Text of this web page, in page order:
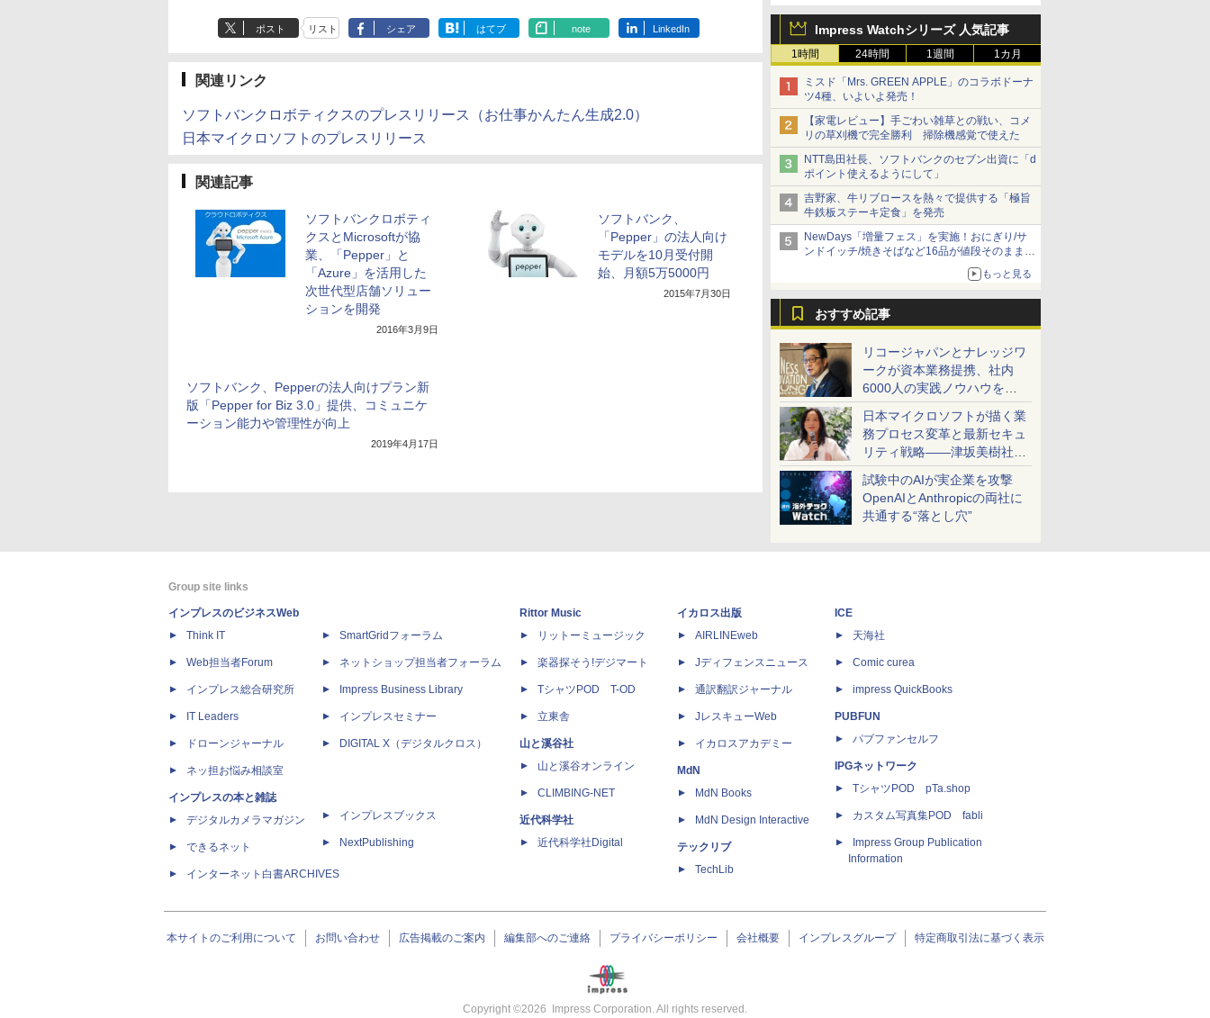
Impress Watchシリーズ 人気記事
1時間 24時間 1週間 1カ月
ミスド「Mrs. GREEN APPLE」のコラボドーナ
ツ4種、いよいよ発売！
【家電レビュー】手ごわい雑草との戦い、コメ
リの草刈機で完全勝利 掃除機感覚で使えた
NTT島田社長、ソフトバンクのセブン出資に「d
ポイント使えるようにして」
吉野家、牛リブロースを熱々で提供する「極旨
牛鉄板ステーキ定食」を発売
NewDays「増量フェス」を実施！おにぎり/サ
ンドイッチ/焼きそばなど16品が値段そのままで
もっと見る
おすすめ記事
リコージャパンとナレッジワ
ークが資本業務提携、社内
6000人の実践ノウハウを生
かした「AI商談記録 for
RICOH」を展開へ
日本マイクロソフトが描く業
務プロセス変革と最新セキュ
リティ戦略――津坂美樹社長
が2027年度戦略を説明
試験中のAIが実企業を攻撃
OpenAIとAnthropicの両社に
共通する“落とし穴”
ポスト リスト シェア はてブ note LinkedIn
関連リンク
ソフトバンクロボティクスのプレスリリース（お仕事かんたん生成2.0）
日本マイクロソフトのプレスリリース
関連記事
ソフトバンクロボティ
クスとMicrosoftが協
業、「Pepper」と
「Azure」を活用した
次世代型店舗ソリュー
ションを開発
2016年3月9日
ソフトバンク、
「Pepper」の法人向け
モデルを10月受付開
始、月額5万5000円
2015年7月30日
ソフトバンク、Pepperの法人向けプラン新
版「Pepper for Biz 3.0」提供、コミュニケ
ーション能力や管理性が向上
2019年4月17日
Group site links
インプレスのビジネスWeb
Think IT
Web担当者Forum
インプレス総合研究所
IT Leaders
ドローンジャーナル
ネッ担お悩み相談室
インプレスの本と雑誌
デジタルカメラマガジン
できるネット
インターネット白書ARCHIVES
SmartGridフォーラム
ネットショップ担当者フォーラム
Impress Business Library
インプレスセミナー
DIGITAL X（デジタルクロス）
インプレスブックス
NextPublishing
Rittor Music
リットーミュージック
楽器探そう!デジマート
TシャツPOD T-OD
立東舎
山と溪谷社
山と溪谷オンライン
CLIMBING-NET
近代科学社
近代科学社Digital
イカロス出版
AIRLINEweb
Jディフェンスニュース
通訳翻訳ジャーナル
JレスキューWeb
イカロスアカデミー
MdN
MdN Books
MdN Design Interactive
テックリブ
TechLib
ICE
天海社
Comic curea
impress QuickBooks
PUBFUN
パブファンセルフ
IPGネットワーク
TシャツPOD pTa.shop
カスタム写真集POD fabli
Impress Group Publication
Information
本サイトのご利用について お問い合わせ 広告掲載のご案内 編集部へのご連絡 プライバシーポリシー 会社概要 インプレスグループ 特定商取引法に基づく表示
Copyright ©2026 Impress Corporation. All rights reserved.